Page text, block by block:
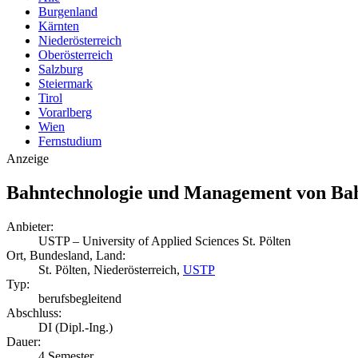
Burgenland
Kärnten
Niederösterreich
Oberösterreich
Salzburg
Steiermark
Tirol
Vorarlberg
Wien
Fernstudium
Anzeige
Bahntechnologie und Management von
Anbieter:
USTP – University of Applied Sciences St. Pölten
Ort, Bundesland, Land:
St. Pölten, Niederösterreich, USTP
Typ:
berufsbegleitend
Abschluss:
DI (Dipl.-Ing.)
Dauer: